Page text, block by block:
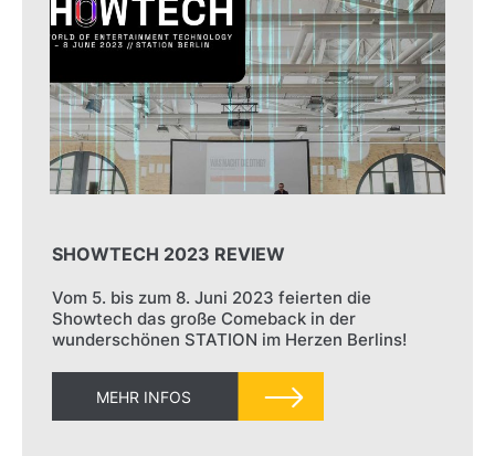
SHOWTECH 2023 REVIEW
Vom 5. bis zum 8. Juni 2023 feierten die
Showtech das große Comeback in der
wunderschönen STATION im Herzen Berlins!
MEHR INFOS